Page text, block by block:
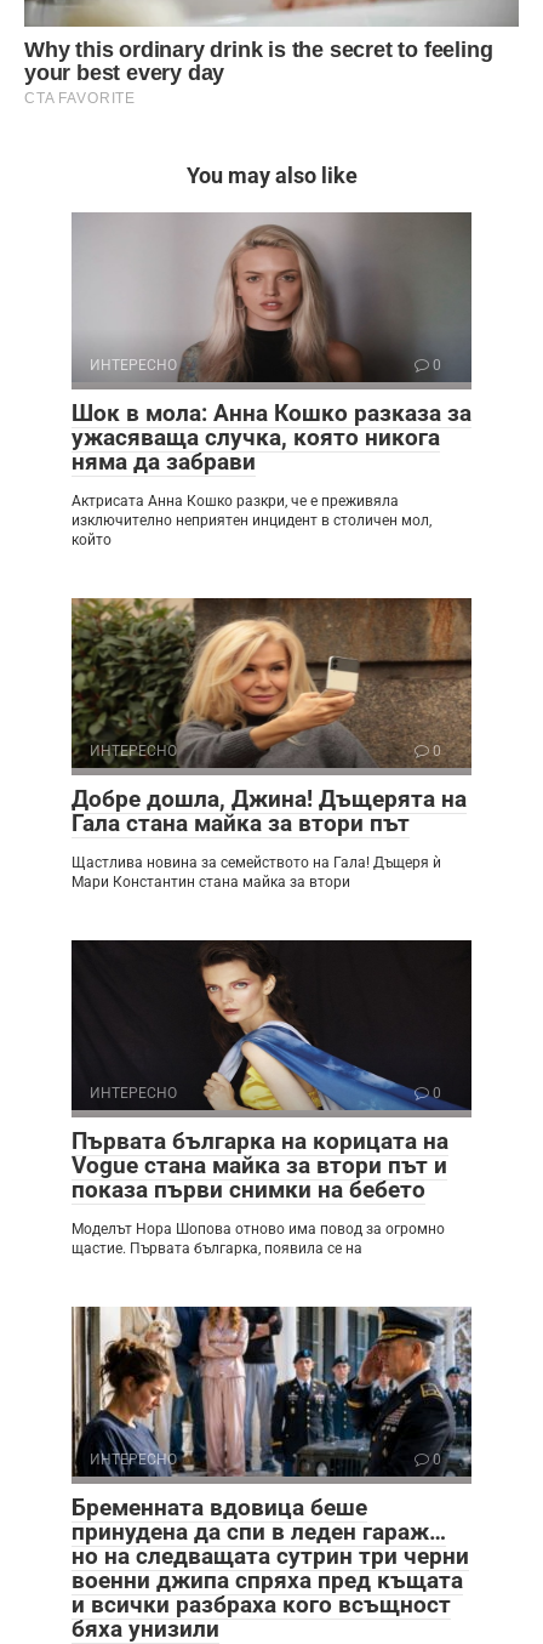
You may also like
ИНТЕРЕСНО 0
Шок в мола: Анна Кошко разказа за
ужасяваща случка, която никога
няма да забрави
Актрисата Анна Кошко разкри, че е преживяла
изключително неприятен инцидент в столичен мол,
който
ИНТЕРЕСНО 0
Добре дошла, Джина! Дъщерята на
Гала стана майка за втори път
Щастлива новина за семейството на Гала! Дъщеря ѝ
Мари Константин стана майка за втори
ИНТЕРЕСНО 0
Първата българка на корицата на
Vogue стана майка за втори път и
показа първи снимки на бебето
Моделът Нора Шопова отново има повод за огромно
щастие. Първата българка, появила се на
ИНТЕРЕСНО 0
Бременната вдовица беше
принудена да спи в леден гараж…
но на следващата сутрин три черни
военни джипа спряха пред къщата
и всички разбраха кого всъщност
бяха унизили